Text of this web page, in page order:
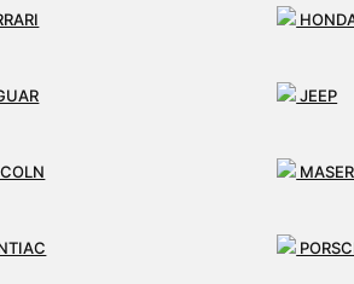
JEEP